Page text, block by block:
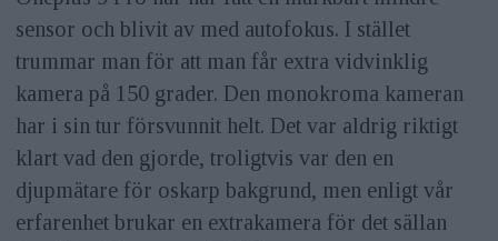
sensor och blivit av med autofokus. I stället
trummar man för att man får extra vidvinklig
kamera på 150 grader. Den monokroma kameran
har i sin tur försvunnit helt. Det var aldrig riktigt
klart vad den gjorde, troligtvis var den en
djupmätare för oskarp bakgrund, men enligt vår
erfarenhet brukar en extrakamera för det sällan